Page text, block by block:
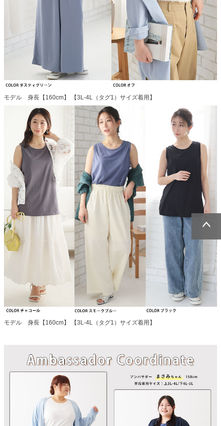
モデル 身長【160cm】 【3L-4L（タグ1）サイズ着用】
モデル 身長【160cm】 【3L-4L（タグ1）サイズ着用】
ページトッ
プへ
ページトッ
プへ